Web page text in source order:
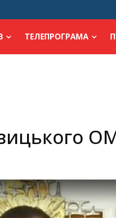
ТЕЛЕПРОГРАМА